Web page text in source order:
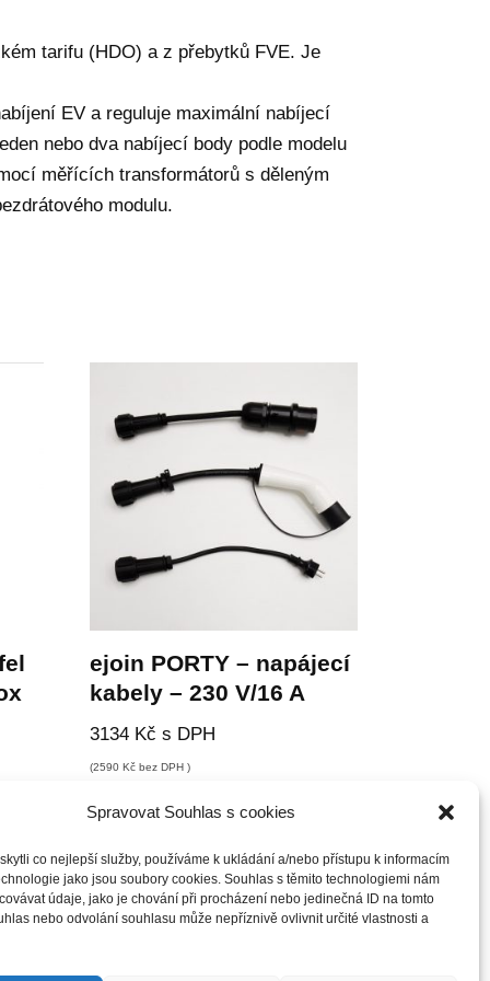
Spravovat Souhlas s cookies
co nejlepší služby, používáme k ukládání a/nebo přístupu k informacím
jako jsou soubory cookies. Souhlas s těmito technologiemi nám
údaje, jako je chování při procházení nebo jedinečná ID na tomto
nebo odvolání souhlasu může nepříznivě ovlivnit určité vlastnosti a
tarifu (HDO) a z přebytků FVE. Je
EV a reguluje maximální nabíjecí
nebo dva nabíjecí body podle modelu
měřících transformátorů s děleným
modulu.
ejoin PORTY – napájecí
kabely – 230 V/16 A
3134 Kč s DPH
(2590 Kčbez DPH )